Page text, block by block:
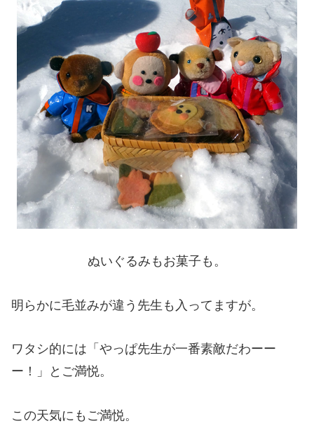
ぬいぐるみもお菓子も。
明らかに毛並みが違う先生も入ってますが。
ワタシ的には「やっぱ先生が一番素敵だわーー
ー！」とご満悦。
この天気にもご満悦。